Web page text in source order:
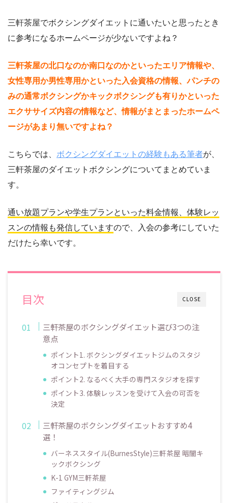
三軒茶屋でボクシングダイエットに通いたいと思ったとき
に参考になるホームページが少ないですよね？
三軒茶屋の北口なのか南口なのかといったエリア情報や、
女性専用か男性専用かといった入会資格の情報、パンチの
みの通常ボクシングかキックボクシングも有りかといった
エクササイズ内容の情報など、情報がまとまったホームペ
ージがあまり無いですよね？
こちらでは、 ボクシングダイエットの経験もある筆者が、
三軒茶屋のダイエットボクシングについてまとめていま
す。
通い放題プランや学生プランといった料金情報、体験レッ
スンの情報も発信していますので、入会の参考にしていた
だけたら幸いです。
CLOSE
目次
三軒茶屋のボクシングダイエット選び3つの注
意点
ポイント1. ボクシングダイエットジムのスタジ
オコンセプトを着目する
ポイント2. なるべく大手の専門スタジオを探す
ポイント3. 体験レッスンを受けて入会の可否を
決定
三軒茶屋のボクシングダイエットおすすめ4
選！
バーネススタイル(BurnesStyle)三軒茶屋 暗闇キ
ックボクシング
K-1 GYM三軒茶屋
ファイティングジム